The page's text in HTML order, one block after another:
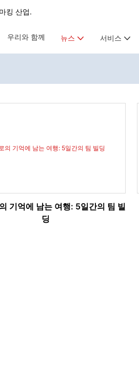
킹 산업.
우리와 함께 뉴스 서비스
기억에 남는 여행: 5일간의 팀 빌
딩